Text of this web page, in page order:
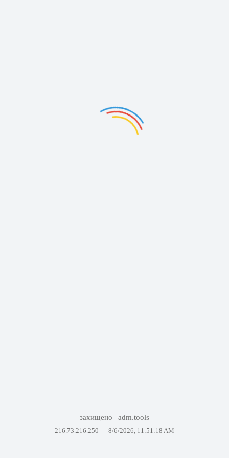
захищено adm.tools
216.73.216.250 — 8/6/2026, 11:51:18 AM